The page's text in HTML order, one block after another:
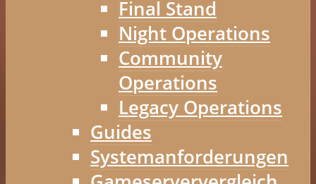
Final Stand
Night Operations
Community
Operations
Legacy Operations
Guides
Systemanforderungen